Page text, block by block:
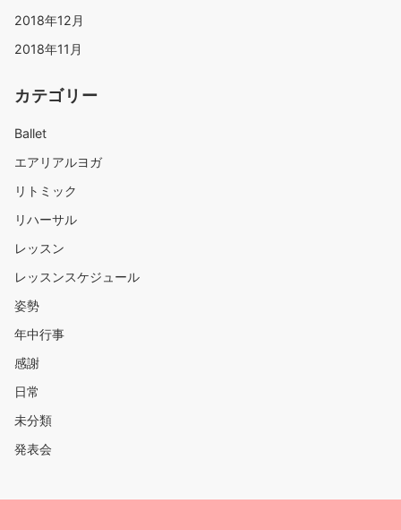
2018年12月
2018年11月
カテゴリー
Ballet
エアリアルヨガ
リトミック
リハーサル
レッスン
レッスンスケジュール
姿勢
年中行事
感謝
日常
未分類
発表会